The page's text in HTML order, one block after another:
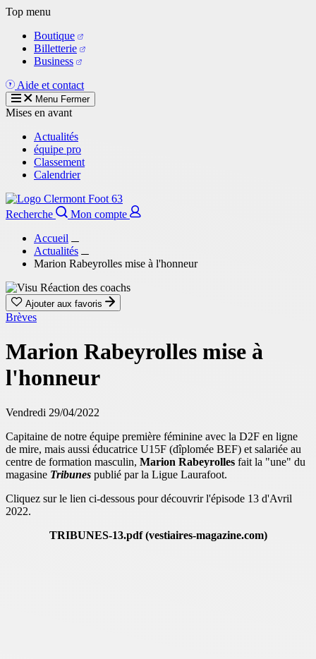
Aller
contenu
principal
Top menu
Boutique
Billetterie
Business
Aide et contact
Menu Fermer
Mises en avant
Actualités
équipe pro
Classement
Calendrier
Recherche
Mon compte
Accueil
Actualités
Marion Rabeyrolles mise à l'honneur
Ajouter aux favoris
Brèves
Marion Rabeyrolles mise à
l'honneur
Vendredi 29/04/2022
Capitaine de notre équipe première féminine avec la D2F en ligne
de mire, mais aussi éducatrice U15F (dîplomée BEF) et salariée au
centre de formation masculin, Marion Rabeyrolles fait la "une" du
magasine Tribunes publié par la Ligue Laurafoot.
Cliquez sur le lien ci-dessous pour découvrir l'épisode 13 d'Avril
2022.
TRIBUNES-13.pdf (vestiaires-magazine.com)